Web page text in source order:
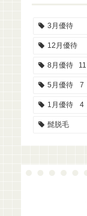
3月優待
12月優待
8月優待 11
5月優待 7
1月優待 4
髭脱毛